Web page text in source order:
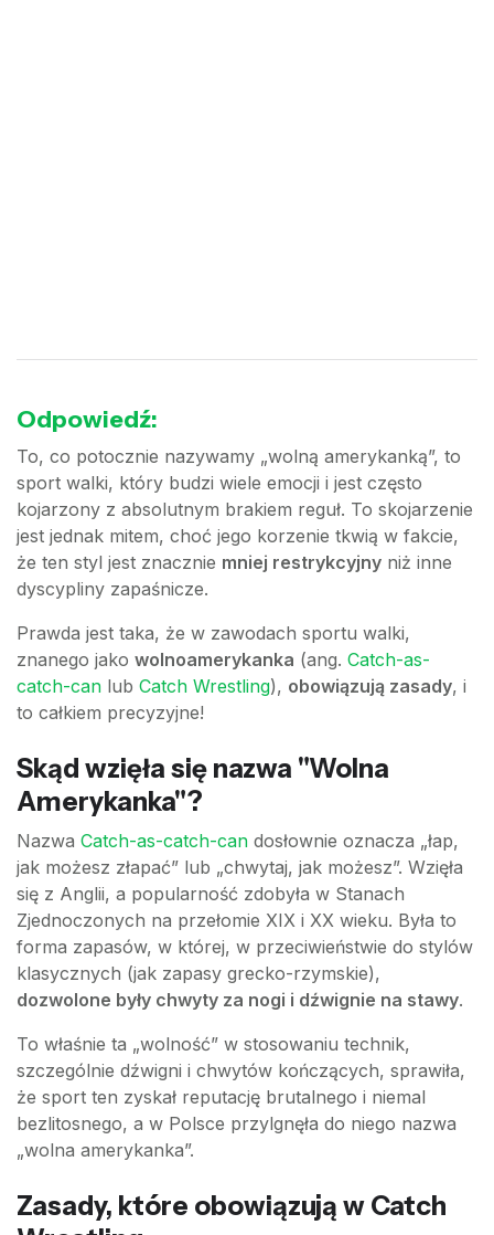
Odpowiedź:
To, co potocznie nazywamy „wolną amerykanką”, to
sport walki, który budzi wiele emocji i jest często
kojarzony z absolutnym brakiem reguł. To skojarzenie
jest jednak mitem, choć jego korzenie tkwią w fakcie,
że ten styl jest znacznie mniej restrykcyjny niż inne
dyscypliny zapaśnicze.
Prawda jest taka, że w zawodach sportu walki,
znanego jako wolnoamerykanka (ang. Catch-as-
catch-can lub Catch Wrestling), obowiązują zasady, i
to całkiem precyzyjne!
Skąd wzięła się nazwa "Wolna
Amerykanka"?
Nazwa Catch-as-catch-can dosłownie oznacza „łap,
jak możesz złapać” lub „chwytaj, jak możesz”. Wzięła
się z Anglii, a popularność zdobyła w Stanach
Zjednoczonych na przełomie XIX i XX wieku. Była to
forma zapasów, w której, w przeciwieństwie do stylów
klasycznych (jak zapasy grecko-rzymskie),
dozwolone były chwyty za nogi i dźwignie na stawy.
To właśnie ta „wolność” w stosowaniu technik,
szczególnie dźwigni i chwytów kończących, sprawiła,
że sport ten zyskał reputację brutalnego i niemal
bezlitosnego, a w Polsce przylgnęła do niego nazwa
„wolna amerykanka”.
Zasady, które obowiązują w Catch